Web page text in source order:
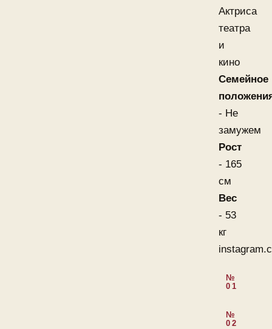
Актриса
театра
и
кино
Семейное
- Не
замужем
Рост
- 165
см
Вес
- 53
кг